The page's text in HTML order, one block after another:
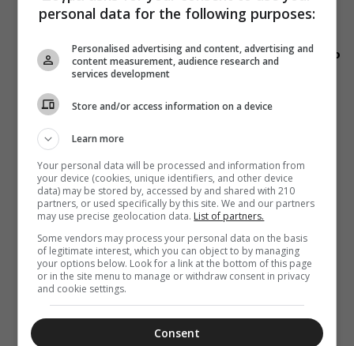
09 Αυγούστου 2026
Λειτουργία στο
Ναό
personal data for the following purposes:
Personalised advertising and content, advertising and
content measurement, audience research and
services development
Store and/or access information on a device
Learn more
Your personal data will be processed and information from
your device (cookies, unique identifiers, and other device
data) may be stored by, accessed by and shared with 210
partners, or used specifically by this site. We and our partners
may use precise geolocation data. List of partners.
Some vendors may process your personal data on the basis
of legitimate interest, which you can object to by managing
your options below. Look for a link at the bottom of this page
or in the site menu to manage or withdraw consent in privacy
and cookie settings.
Consent